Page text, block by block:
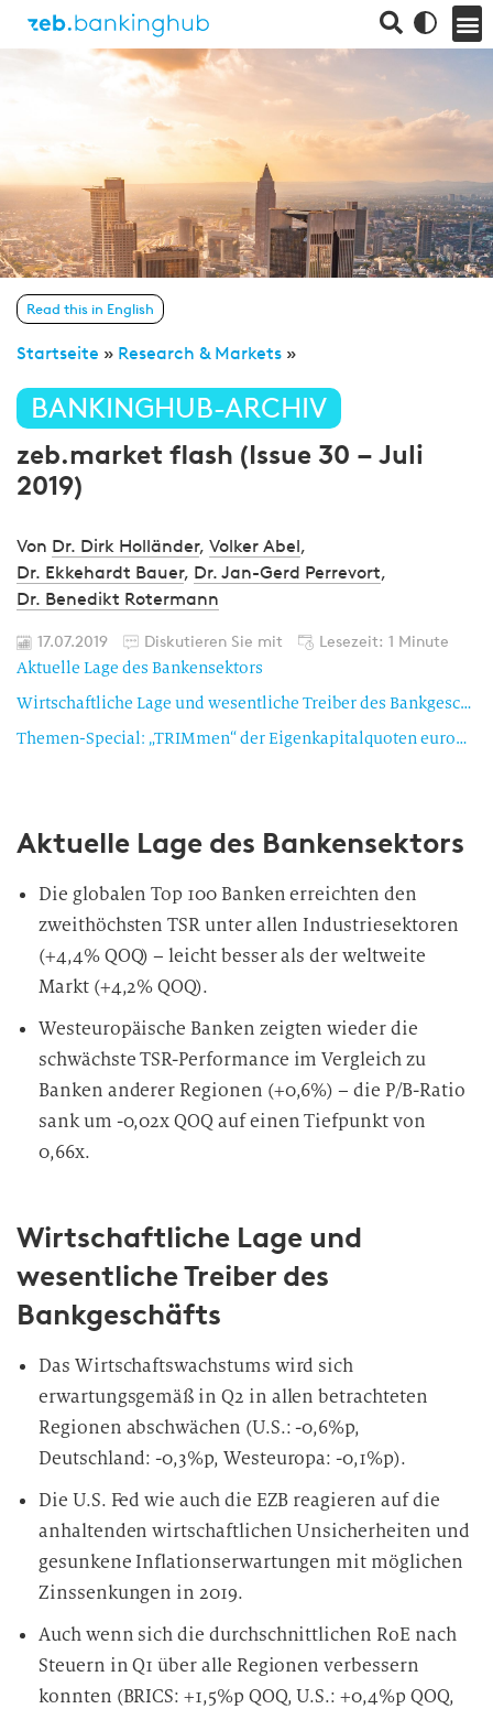
Read this in English
Startseite » Research & Markets »
BANKINGHUB-ARCHIV
zeb.market flash (Issue 30 – Juli
2019)
Von Dr. Dirk Holländer, Volker Abel,
Dr. Ekkehardt Bauer, Dr. Jan-Gerd Perrevort,
Dr. Benedikt Rotermann
17.07.2019 Diskutieren Sie mit Lesezeit: 1 Minute
Aktuelle Lage des Bankensektors
Wirtschaftliche Lage und wesentliche Treiber des Bankgeschäfts
Themen-Special: „TRIMmen“ der Eigenkapitalquoten europäischer Banken
Aktuelle Lage des Bankensektors
Die globalen Top 100 Banken erreichten den
zweithöchsten TSR unter allen Industriesektoren
(+4,4% QOQ) – leicht besser als der weltweite
Markt (+4,2% QOQ).
Westeuropäische Banken zeigten wieder die
schwächste TSR-Performance im Vergleich zu
Banken anderer Regionen (+0,6%) – die P/B-Ratio
sank um -0,02x QOQ auf einen Tiefpunkt von
0,66x.
Wirtschaftliche Lage und
wesentliche Treiber des
Bankgeschäfts
Das Wirtschaftswachstums wird sich
erwartungsgemäß in Q2 in allen betrachteten
Regionen abschwächen (U.S.: -0,6%p,
Deutschland: -0,3%p, Westeuropa: -0,1%p).
Die U.S. Fed wie auch die EZB reagieren auf die
anhaltenden wirtschaftlichen Unsicherheiten und
gesunkene Inflationserwartungen mit möglichen
Zinssenkungen in 2019.
Auch wenn sich die durchschnittlichen RoE nach
Steuern in Q1 über alle Regionen verbessern
konnten (BRICS: +1,5%p QOQ, U.S.: +0,4%p QOQ,